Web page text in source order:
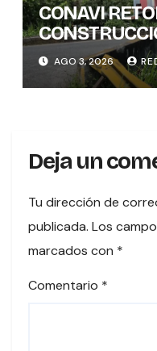
CONAVI
PUENTE EN
CONCLUIR
AGO 3, 2026
Deja un
Tu dirección de
publicada. Los
marcados con *
Comentario *